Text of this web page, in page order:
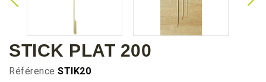
STICK PLAT 200
Référence STIK20